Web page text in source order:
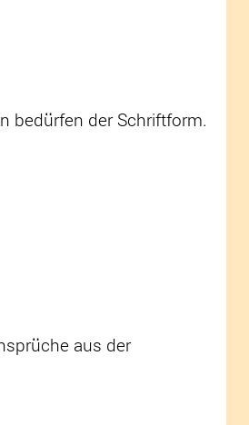
bedürfen der Schriftform.
aus der